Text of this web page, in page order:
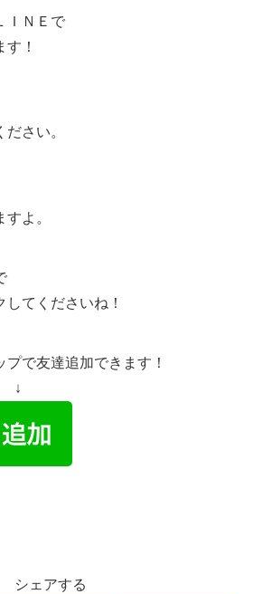
ＩＮＥで
！
さい。
よ。
てくださいね！
で友達追加できます！
シェアする